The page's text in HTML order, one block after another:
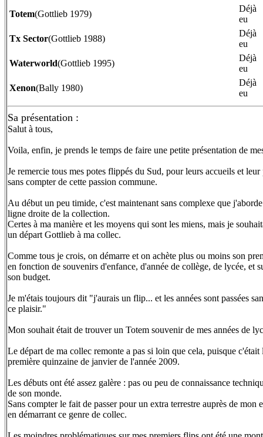
Totem(Gottlieb 1979)
Déjà
eu
Tx Sector(Gottlieb 1988)
Déjà
eu
Waterworld(Gottlieb 1995)
Déjà
eu
Xenon(Bally 1980)
Déjà
eu
Sa présentation :
Salut à tous,
Voila, enfin, je prends le temps de faire une petite présentation de
Je remercie tous mes potes flippés du Sud, pour leurs accueils et leur
sans compter de cette passion commune.
Au début un peu timide, c'est maintenant sans complexe que
ligne droite de la collection.
Certes à ma manière et les moyens qui sont les miens, mais je
un départ Gottlieb à ma collec.
Comme tous je crois, on démarre et on achète plus ou moins son
en fonction de souvenirs d'enfance, d'année de collège, de lycée, et
son budget.
Je m'étais toujours dit "j'aurais un flip... et les années sont passées
ce plaisir."
Mon souhait était de trouver un Totem souvenir de mes années de
Le départ de ma collec remonte a pas si loin que cela, puisque c'était
première quinzaine de janvier de l'année 2009.
Les débuts ont été assez galère : pas ou peu de connaissance
de son monde.
Sans compter le fait de passer pour un extra terrestre auprès de mon
en démarrant ce genre de collec.